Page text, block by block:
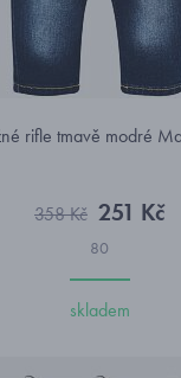
rifle tmavě modré
358 Kč 251 Kč
80
skladem